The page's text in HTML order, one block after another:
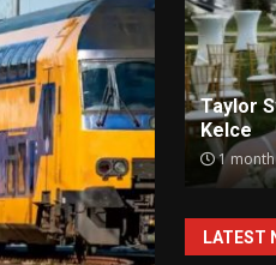
met Travis
Ray J
9
LATEST